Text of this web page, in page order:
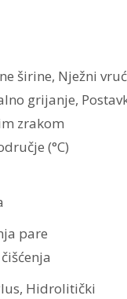
širine, Nježni
grijanje,
zrakom
(°C)
pare
Hidrolitički